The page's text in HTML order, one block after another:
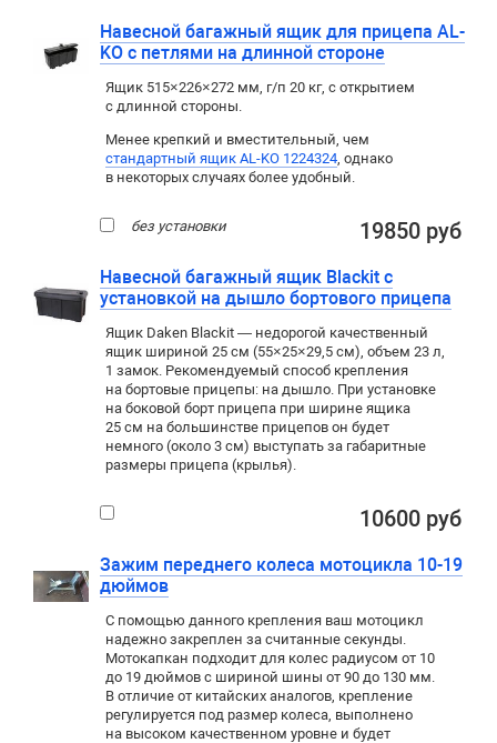
Навесной багажный ящик для прицепа AL-
KO с петлями на длинной стороне
Ящик 515×226×272 мм, г/п 20 кг, с открытием
с длинной стороны.
Менее крепкий и вместительный, чем
стандартный ящик AL-KO 1224324, однако
в некоторых случаях более удобный.
без установки 19850 руб
Навесной багажный ящик Blackit с
установкой на дышло бортового прицепа
Ящик Daken Blackit — недорогой качественный
ящик шириной 25 см (55×25×29,5 см), объем 23 л,
1 замок. Рекомендуемый способ крепления
на бортовые прицепы: на дышло. При установке
на боковой борт прицепа при ширине ящика
25 см на большинстве прицепов он будет
немного (около 3 см) выступать за габаритные
размеры прицепа (крылья).
10600 руб
Зажим переднего колеса мотоцикла 10-19
дюймов
С помощью данного крепления ваш мотоцикл
надежно закреплен за считанные секунды.
Мотокапкан подходит для колес радиусом от 10
до 19 дюймов с шириной шины от 90 до 130 мм.
В отличие от китайских аналогов, крепление
регулируется под размер колеса, выполнено
на высоком качественном уровне и будет